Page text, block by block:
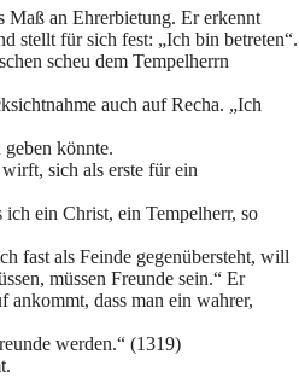
Maß an Ehrerbietung. Er erkennt
stellt für sich fest: „Ich bin betreten“.
scheu dem Tempelherrn
auch auf Recha. „Ich
könnte.
sich als erste für ein
ein Christ, ein Tempelherr, so
fast als Feinde gegenübersteht, will
müssen Freunde sein.“ Er
ankommt, dass man ein wahrer,
werden.“ (1319)